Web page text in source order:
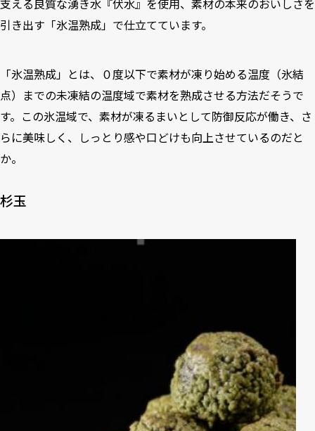
支える良質な湧き水『伏水』を使用、素材の本来のおいしさを
引き出す「氷温熟成」で仕立てています。
「氷温熟成」とは、０度以下で素材が凍り始める温度（氷結
点）までの未凍結の温度域で素材を熟成させる方法だそうで
す。この氷温域で、素材が凍るまいとして防御反応が働き、さ
らに美味しく、しっとり感や口どけも向上させているのだと
か。
杉玉